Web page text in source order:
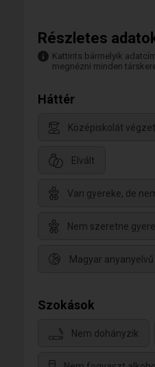
Részletes
Kattints bármelyik
megnézni minden
Háttér
Középiskolát
Elvált
Van gyereke, de
Nem szeretne
Magyar anyanyelvű
Szokások
Nem dohányzik